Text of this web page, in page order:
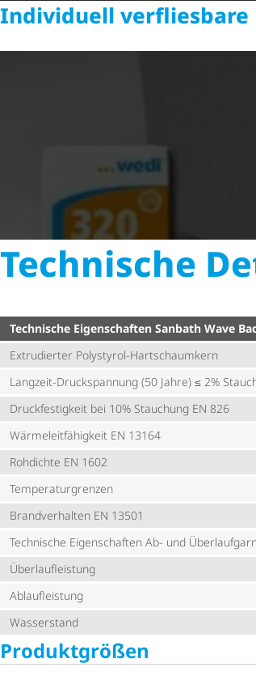
Individuell verfliesbare
Technische
Technische Eigenschaften Sanbath Wave
Extrudierter Polystyrol-Hartschaumkern
Langzeit-Druckspannung (50 Jahre) ≤ 2%
Druck­fes­tig­keit bei 10% Stauchung EN 826
Wärme­leit­fä­hig­keit EN 13164
Rohdichte EN 1602
Tempe­ra­tur­grenzen
Brandverhalten EN 13501
Technische Eigenschaften Ab- und
Über­lauf­leis­tung
Ablaufleistung
Wasserstand
Produktgrößen